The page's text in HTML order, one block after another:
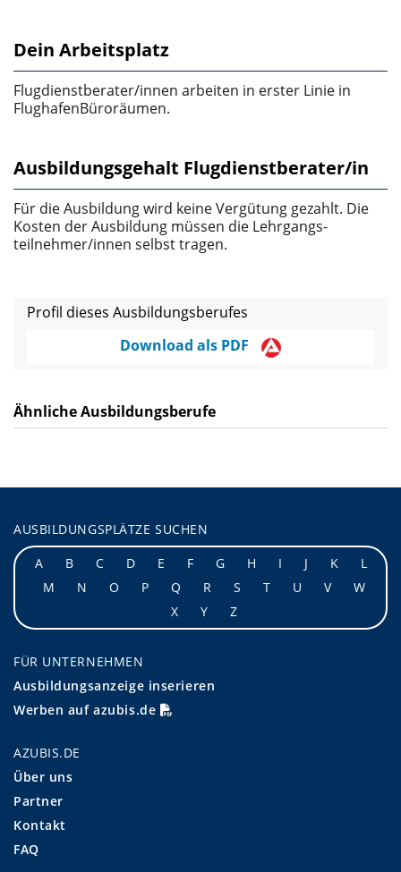
Dein Arbeitsplatz
Flugdienstberater/innen arbeiten in erster Linie in
Flughafen­Büroräumen.
Ausbildungsgehalt Flugdienstberater/in
Für die Ausbildung wird keine Vergütung gezahlt. Die
Kosten der Ausbildung müssen die Lehrgangs­
teilnehmer/innen selbst tragen.
Profil dieses Ausbildungsberufes
Download als PDF
Ähnliche Ausbildungsberufe
AUSBILDUNGSPLÄTZE SUCHEN
A
B C D E F G H I J K
L
M
N O P Q R S T U V
W
X
Y Z
FÜR UNTERNEHMEN
Ausbildungsanzeige inserieren
Werben auf azubis.de
AZUBIS.DE
Über uns
Partner
Kontakt
FAQ